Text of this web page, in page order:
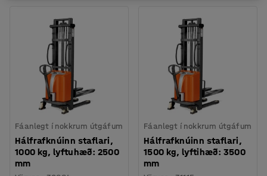
Fáanlegt í nokkrum útgáfum
Hálfrafknúinn staflari,
1000 kg, lyftuhæð: 2500
mm
Fáanlegt í nokkrum útgáfum
Hálfrafknúinn staflari,
1500 kg, lyftihæð: 3500
mm